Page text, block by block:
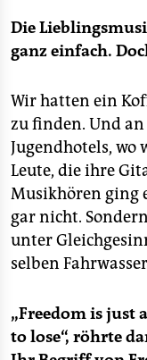
Die
ganz einfach.
Wir hatten ein
zu finden. Und
Jugendhotels,
Leute, die ihre
Musikhören ging
gar nicht.
unter
selben
„Freedom is
to lose“, röhrte